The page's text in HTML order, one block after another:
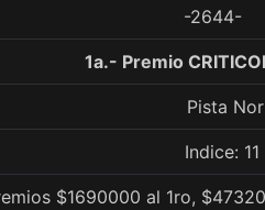
-2644-
1a.- Premio
Pista
Indice:
$1690000 al 1ro,